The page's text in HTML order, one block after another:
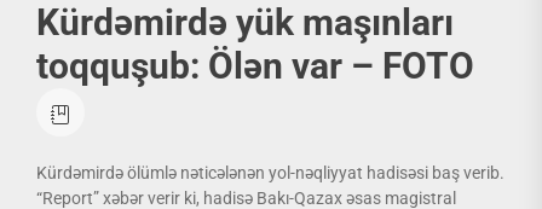
Kürdəmirdə yük maşınları
toqquşub: Ölən var – FOTO
Kürdəmirdə ölümlə nəticələnən yol-nəqliyyat hadisəsi baş verib.
“Report” xəbər verir ki, hadisə Bakı-Qazax əsas magistral